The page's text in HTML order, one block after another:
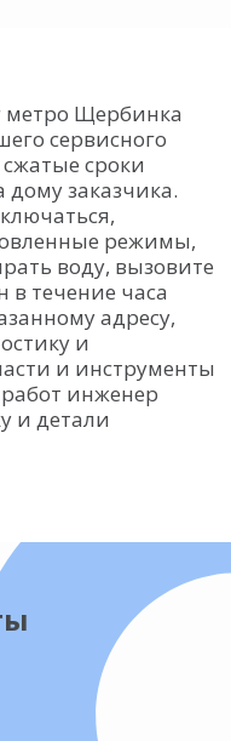
Щербинка
сервисного
сроки
заказчика.
режимы,
воду, вызовите
течение часа
адресу,
и
и инструменты
инженер
и детали